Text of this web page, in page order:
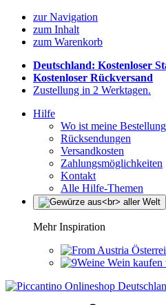
zur Navigation
zum Inhalt
zum Warenkorb
Deutschland: Kostenloser
Kostenloser Rückversand
Zustellung in 2 Werktagen.
Hilfe
Wo ist meine
Rücksendungen
Versandkosten
Zahlungsmöglichkeiten
Kontakt
Alle Hilfe-Themen
Mehr Inspiration
Wein